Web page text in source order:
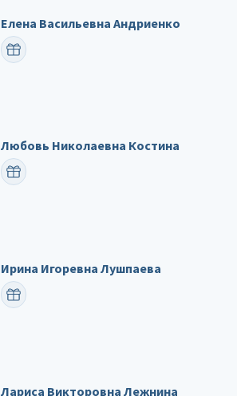
Елена Васильевна Андриенко
ПОЗДРАВИТЬ
Любовь Николаевна Костина
ПОЗДРАВИТЬ
Ирина Игоревна Лушпаева
ПОЗДРАВИТЬ
Лариса Викторовна Лежнина